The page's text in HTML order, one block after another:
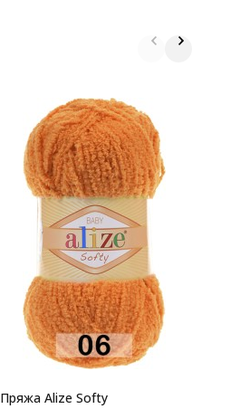
Пряжа Alize Softy